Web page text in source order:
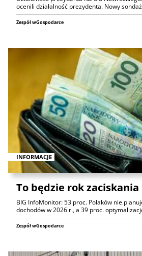
ocenili działalność prezydenta. Nowy
Zespół wGospodarce
INFORMACJE
To będzie rok
BIG InfoMonitor: 53 proc. Polaków nie
dochodów w 2026 r., a 39 proc.
Zespół wGospodarce